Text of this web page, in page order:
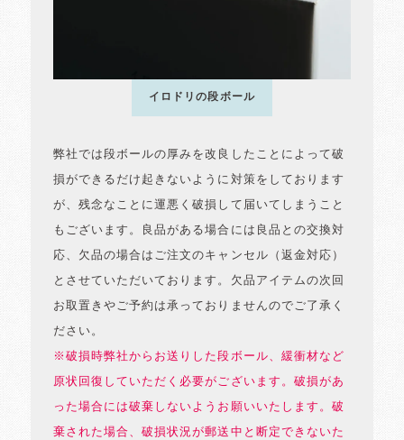
イロドリの段ボール
弊社では段ボールの厚みを改良したことによって破
損ができるだけ起きないように対策をしております
が、残念なことに運悪く破損して届いてしまうこと
もございます。良品がある場合には良品との交換対
応、欠品の場合はご注文のキャンセル（返金対応）
とさせていただいております。欠品アイテムの次回
お取置きやご予約は承っておりませんのでご了承く
ださい。
※破損時弊社からお送りした段ボール、緩衝材など
原状回復していただく必要がございます。破損があ
った場合には破棄しないようお願いいたします。破
棄された場合、破損状況が郵送中と断定できないた